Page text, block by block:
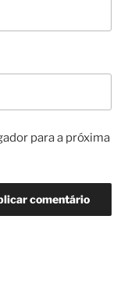
para a próxima